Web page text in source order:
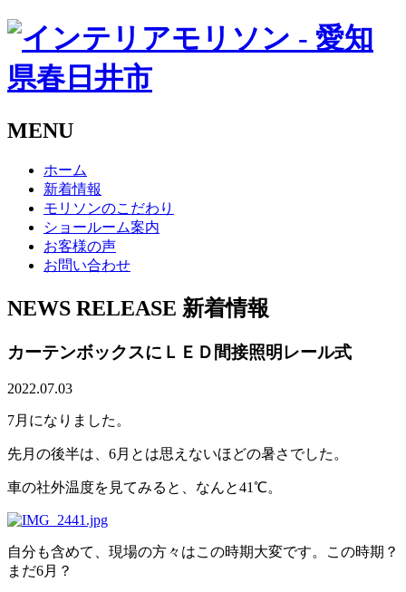
MENU
ホーム
新着情報
モリソンのこだわり
ショールーム案内
お客様の声
お問い合わせ
NEWS RELEASE 新着情報
カーテンボックスにＬＥＤ間接照明レール式
2022.07.03
7月になりました。
先月の後半は、6月とは思えないほどの暑さでした。
車の社外温度を見てみると、なんと41℃。
自分も含めて、現場の方々はこの時期大変です。この時期？
まだ6月？